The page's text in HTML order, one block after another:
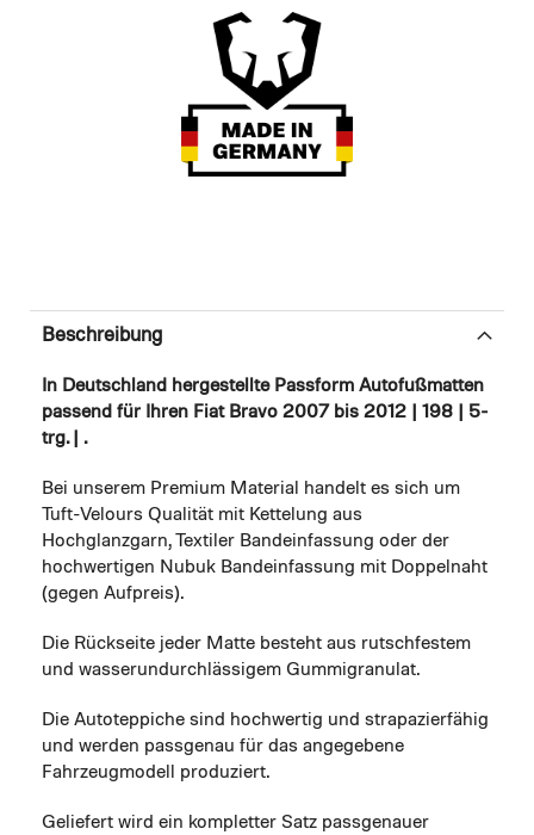
Beschreibung
In Deutschland hergestellte Passform Autofußmatten
passend für Ihren Fiat Bravo 2007 bis 2012 | 198 | 5-
trg. | .
Bei unserem Premium Material handelt es sich um
Tuft-Velours Qualität mit Kettelung aus
Hochglanzgarn, Textiler Bandeinfassung oder der
hochwertigen Nubuk Bandeinfassung mit Doppelnaht
(gegen Aufpreis).
Die Rückseite jeder Matte besteht aus rutschfestem
und wasserundurchlässigem Gummigranulat.
Die Autoteppiche sind hochwertig und strapazierfähig
und werden passgenau für das angegebene
Fahrzeugmodell produziert.
Geliefert wird ein kompletter Satz passgenauer